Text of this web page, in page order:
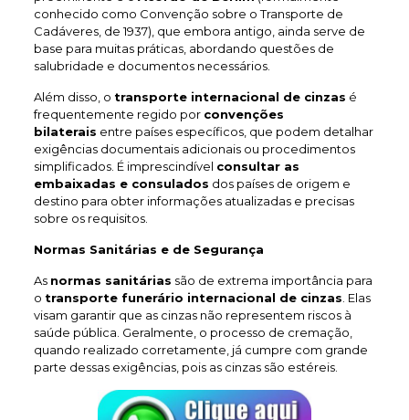
conhecido como Convenção sobre o Transporte de
Cadáveres, de 1937), que embora antigo, ainda serve de
base para muitas práticas, abordando questões de
salubridade e documentos necessários.
Além disso, o transporte internacional de cinzas é
frequentemente regido por convenções
bilaterais entre países específicos, que podem detalhar
exigências documentais adicionais ou procedimentos
simplificados. É imprescindível consultar as
embaixadas e consulados dos países de origem e
destino para obter informações atualizadas e precisas
sobre os requisitos.
Normas Sanitárias e de Segurança
As normas sanitárias são de extrema importância para
o transporte funerário internacional de cinzas . Elas
visam garantir que as cinzas não representem riscos à
saúde pública. Geralmente, o processo de cremação,
quando realizado corretamente, já cumpre com grande
parte dessas exigências, pois as cinzas são estéreis.